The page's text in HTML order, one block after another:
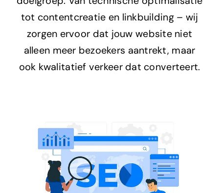
tot contentcreatie en linkbuilding – wij
zorgen ervoor dat jouw website niet
alleen meer bezoekers aantrekt, maar
ook kwalitatief verkeer dat converteert.